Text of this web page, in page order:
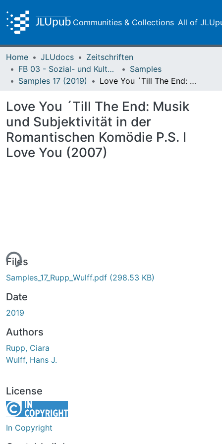
Communities & Collections All of
Home JLUdocs
Zeitschriften
FB 03 - Sozial- und Kulturwissenschaften
Samples
Samples 17 (2019)
Love You ´Till The End: Musik und Subjektivität in der Romantischen Komödie P.S. I Love You (2007)
Love You ´Till The End: Musik
und Subjektivität in der
Romantischen Komödie P.S. I
Love You (2007)
Files
Samples_17_Rupp_Wulff.pdf (298.53 KB)
Date
2019
Authors
Rupp, Ciara
Wulff, Hans J.
License
In Copyright